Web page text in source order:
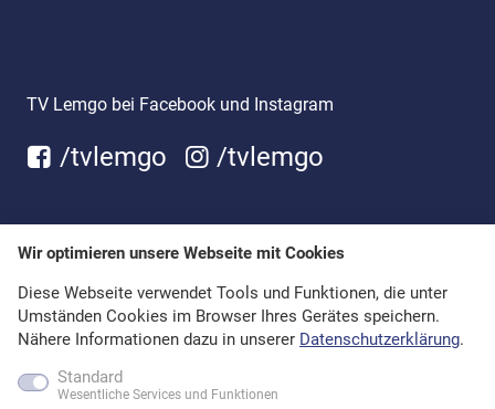
TV Lemgo bei Facebook und Instagram
/tvlemgo /tvlemgo
Wir optimieren unsere Webseite mit Cookies
Diese Webseite verwendet Tools und Funktionen, die unter
Umständen Cookies im Browser Ihres Gerätes speichern.
Nähere Informationen dazu in unserer Datenschutzerklärung.
Standard
Wesentliche Services und Funktionen